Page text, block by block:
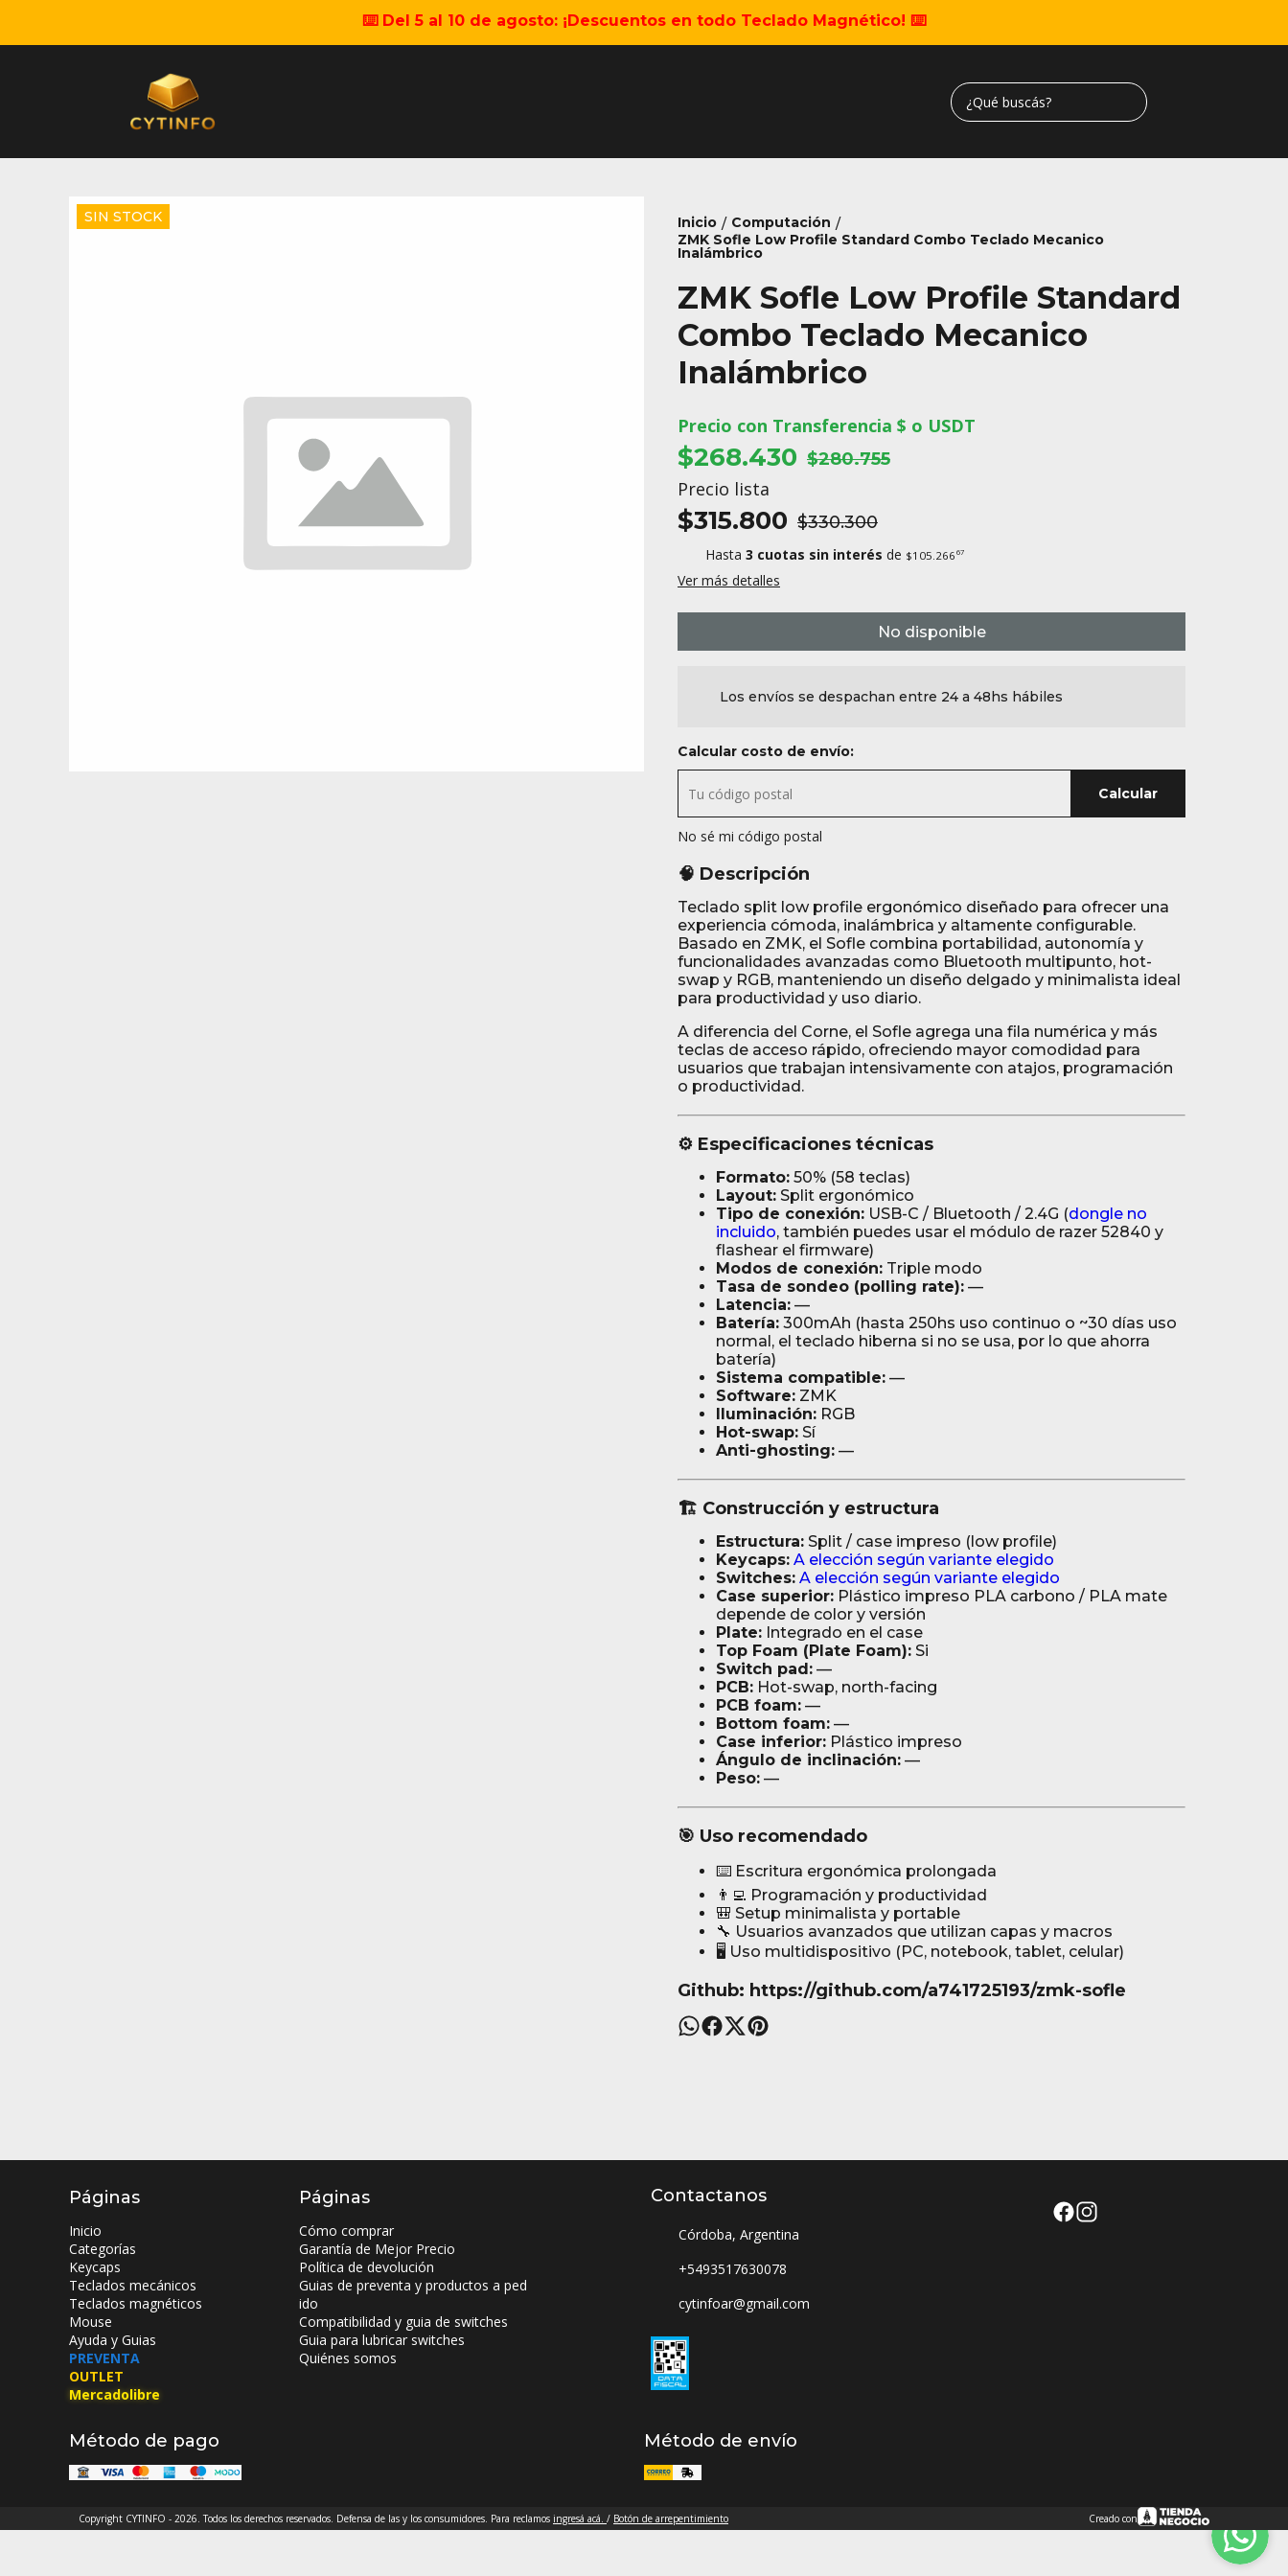
⌨️ Del 5 al 10 de agosto: ¡Descuentos en todo Teclado Magnético! ⌨️
SIN STOCK Inicio / Computación /
ZMK Sofle Low Profile Standard Combo Teclado Mecanico
Inalámbrico
ZMK Sofle Low Profile Standard
Combo Teclado Mecanico
Inalámbrico
Precio con Transferencia $ o USDT
$268.430 $280.755
Precio lista
$315.800 $330.300
Hasta 3 cuotas sin interés de $105.266 67
Ver más detalles
No disponible
Los envíos se despachan entre 24 a 48hs hábiles
Calcular costo de envío:
Calcular
No sé mi código postal
🧠 Descripción
Teclado split low profile ergonómico diseñado para ofrecer una
experiencia cómoda, inalámbrica y altamente configurable.
Basado en ZMK, el Sofle combina portabilidad, autonomía y
funcionalidades avanzadas como Bluetooth multipunto, hot-
swap y RGB, manteniendo un diseño delgado y minimalista ideal
para productividad y uso diario.
A diferencia del Corne, el Sofle agrega una fila numérica y más
teclas de acceso rápido, ofreciendo mayor comodidad para
usuarios que trabajan intensivamente con atajos, programación
o productividad.
⚙️ Especificaciones técnicas
Formato: 50% (58 teclas)
Layout: Split ergonómico
Tipo de conexión: USB-C / Bluetooth / 2.4G (dongle no
incluido, también puedes usar el módulo de razer 52840 y
flashear el firmware)
Modos de conexión: Triple modo
Tasa de sondeo (polling rate): —
Latencia: —
Batería: 300mAh (hasta 250hs uso continuo o ~30 días uso
normal, el teclado hiberna si no se usa, por lo que ahorra
batería)
Sistema compatible: —
Software: ZMK
Iluminación: RGB
Hot-swap: Sí
Anti-ghosting: —
🏗️ Construcción y estructura
Estructura: Split / case impreso (low profile)
Keycaps: A elección según variante elegido
Switches: A elección según variante elegido
Case superior: Plástico impreso PLA carbono / PLA mate
depende de color y versión
Plate: Integrado en el case
Top Foam (Plate Foam): Si
Switch pad: —
PCB: Hot-swap, north-facing
PCB foam: —
Bottom foam: —
Case inferior: Plástico impreso
Ángulo de inclinación: —
Peso: —
🎯 Uso recomendado
⌨️ Escritura ergonómica prolongada
👨‍💻 Programación y productividad
🎒 Setup minimalista y portable
🔧 Usuarios avanzados que utilizan capas y macros
🖥️ Uso multidispositivo (PC, notebook, tablet, celular)
Github: https://github.com/a741725193/zmk-sofle
Páginas
Inicio
Categorías
Keycaps
Teclados mecánicos
Teclados magnéticos
Mouse
Ayuda y Guias
PREVENTA
OUTLET
Mercadolibre
Páginas
Cómo comprar
Garantía de Mejor Precio
Política de devolución
Guias de preventa y productos a ped
ido
Compatibilidad y guia de switches
Guia para lubricar switches
Quiénes somos
Contactanos
Córdoba, Argentina
+5493517630078
cytinfoar@gmail.com
Método de pago Método de envío
Copyright CYTINFO - 2026. Todos los derechos reservados. Defensa de las y los consumidores. Para reclamos ingresá acá. / Botón de arrepentimiento Creado con